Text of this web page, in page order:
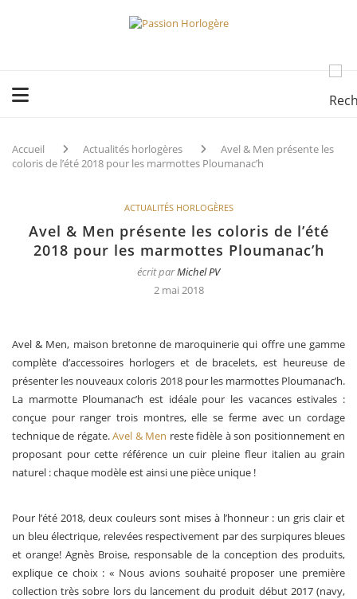
Accueil Actualités horlogères
Avel & Men présente les
coloris de l’été 2018 pour les marmottes Ploumanac’h
ACTUALITÉS HORLOGÈRES
Avel & Men présente les coloris de l’été
2018 pour les marmottes Ploumanac’h
écrit parMichel PV
2 mai 2018
Avel & Men, maison bretonne de maroquinerie qui offre une gamme
complète d’accessoires horlogers et de bracelets, est heureuse de
présenter les nouveaux coloris 2018 pour les marmottes Ploumanac’h.
La marmotte Ploumanac’h est idéale pour les vacances estivales :
conçue pour ranger trois montres, elle se ferme avec un cordage
technique de régate.Avel & Men reste fidèle à son positionnement en
proposant pour cette référence un cuir pleine fleur italien au grain
naturel : chaque modèle est ainsi une pièce unique !
Pour l’été 2018, deux couleurs sont mises à l’honneur : un gris clair et
un bleu électrique, relevées respectivement par des surpiqures bleues
et orange! Agnès Broise, responsable de la conception des produits,
explique ce choix : « Nous avions souhaité proposer une première
collection très sobre lors du lancement du produit début 2017 (navy,